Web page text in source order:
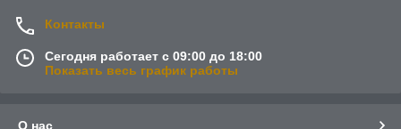
Контакты
Сегодня работает с 09:00 до 18:00
Показать весь график работы
О нас